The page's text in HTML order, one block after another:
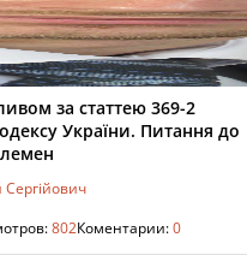
за статтею 369-2
України. Питання до
Сергійович
802Коментарии:0